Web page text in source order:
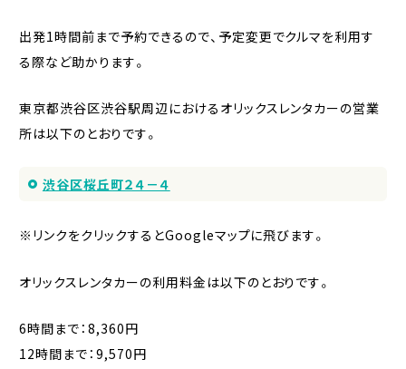
出発1時間前まで予約できるので、予定変更でクルマを利用す
る際など助かります。
東京都渋谷区渋谷駅周辺におけるオリックスレンタカーの営業
所は以下のとおりです。
渋谷区桜丘町２４－４
※リンクをクリックするとGoogleマップに飛びます。
オリックスレンタカーの利用料金は以下のとおりです。
6時間まで：8,360円
12時間まで：9,570円